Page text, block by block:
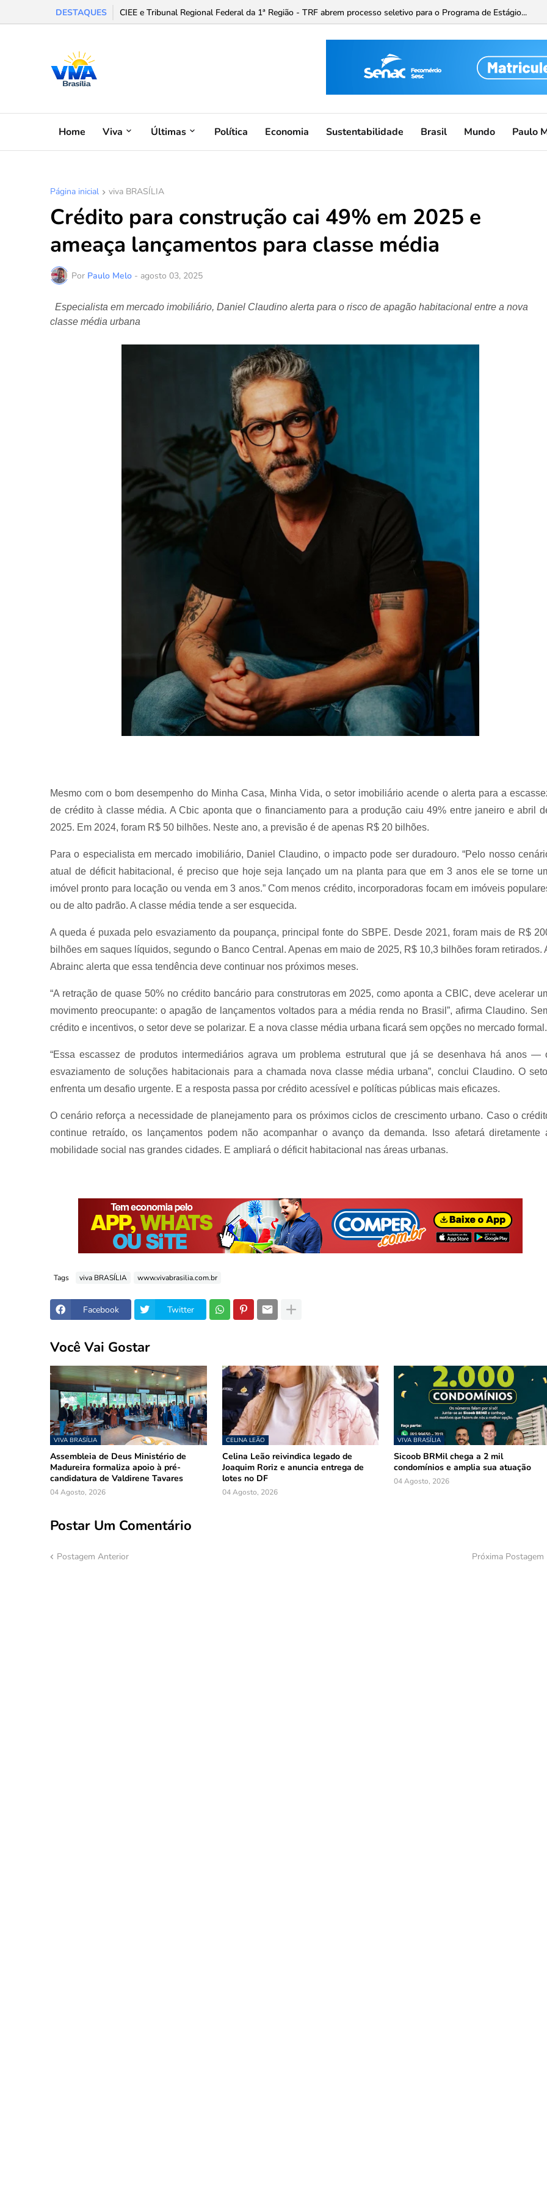
DESTAQUES CIEE e Tribunal Regional Federal da 1ª Região - TRF abrem processo seletivo para o Programa de Estágio...
Home Viva Últimas Política Economia Sustentabilidade Brasil Mundo Paulo
Página inicial viva BRASÍLIA
Crédito para construção cai 49% em 2025 e
ameaça lançamentos para classe média
Por Paulo Melo - agosto 03, 2025
Especialista em mercado imobiliário, Daniel Claudino alerta para o risco de apagão habitacional entre a nova
classe média urbana
Mesmo com o bom desempenho do Minha Casa, Minha Vida, o setor imobiliário acende o alerta para a
de crédito à classe média. A Cbic aponta que o financiamento para a produção caiu 49% entre janeiro e abril
2025. Em 2024, foram R$ 50 bilhões. Neste ano, a previsão é de apenas R$ 20 bilhões.
Para o especialista em mercado imobiliário, Daniel Claudino, o impacto pode ser duradouro. “Pelo nosso
atual de déficit habitacional, é preciso que hoje seja lançado um na planta para que em 3 anos ele se torne
imóvel pronto para locação ou venda em 3 anos.” Com menos crédito, incorporadoras focam em imóveis
ou de alto padrão. A classe média tende a ser esquecida.
A queda é puxada pelo esvaziamento da poupança, principal fonte do SBPE. Desde 2021, foram mais de R$
bilhões em saques líquidos, segundo o Banco Central. Apenas em maio de 2025, R$ 10,3 bilhões foram retirados.
Abrainc alerta que essa tendência deve continuar nos próximos meses.
“A retração de quase 50% no crédito bancário para construtoras em 2025, como aponta a CBIC, deve acelerar
movimento preocupante: o apagão de lançamentos voltados para a média renda no Brasil”, afirma Claudino.
crédito e incentivos, o setor deve se polarizar. E a nova classe média urbana ficará sem opções no mercado formal.
“Essa escassez de produtos intermediários agrava um problema estrutural que já se desenhava há anos —
esvaziamento de soluções habitacionais para a chamada nova classe média urbana”, conclui Claudino. O
enfrenta um desafio urgente. E a resposta passa por crédito acessível e políticas públicas mais eficazes.
O cenário reforça a necessidade de planejamento para os próximos ciclos de crescimento urbano. Caso o
continue retraído, os lançamentos podem não acompanhar o avanço da demanda. Isso afetará diretamente
mobilidade social nas grandes cidades. E ampliará o déficit habitacional nas áreas urbanas.
Tags viva BRASÍLIA www.vivabrasilia.com.br
Facebook Twitter
Você Vai Gostar
VIVA BRASÍLIA
Assembleia de Deus Ministério de
Madureira formaliza apoio à pré-
candidatura de Valdirene Tavares
04 Agosto, 2026
CELINA LEÃO
Celina Leão reivindica legado de
Joaquim Roriz e anuncia entrega de
lotes no DF
04 Agosto, 2026
VIVA BRASÍLIA
Sicoob BRMil chega a 2 mil
condomínios e amplia sua atuação
04 Agosto, 2026
Postar Um Comentário
Postagem Anterior Próxima Postagem